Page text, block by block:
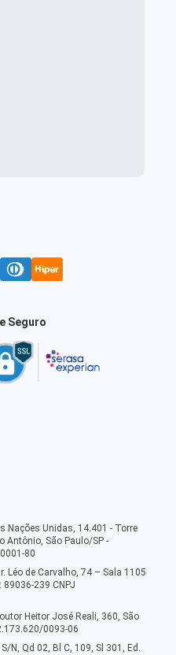
Seguro
Nações Unidas, 14.401 - Torre
Antônio, São Paulo/SP -
80
Léo de Carvalho, 74 – Sala 1105
89036-239 CNPJ
Heitor José Reali, 360, São
0093-06
N, Qd 02, Bl C, 109, Sl 301, Ed.